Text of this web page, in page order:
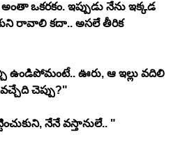
ఒకరకం. ఇప్పుడు నేను ఇక్కడ
రావాలి కదా.. అసలే తీరిక
ఉండిపోమంటే.. ఊరు, ఆ ఇల్లు వదిలి
చెప్పు?"
నేనే వస్తానులే.. "